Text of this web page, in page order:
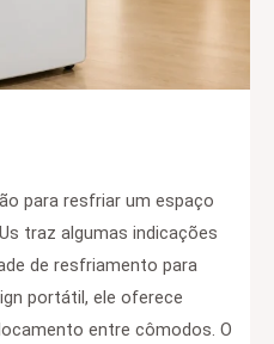
para resfriar um espaço
traz algumas indicações
de resfriamento para
portátil, ele oferece
entre cômodos. O